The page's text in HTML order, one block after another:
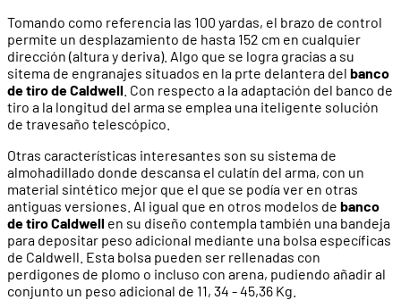
Tomando como referencia las 100 yardas, el brazo de control
permite un desplazamiento de hasta 152 cm en cualquier
dirección (altura y deriva). Algo que se logra gracias a su
sitema de engranajes situados en la prte delantera del banco
de tiro de Caldwell . Con respecto a la adaptación del banco de
tiro a la longitud del arma se emplea una iteligente solución
de travesaño telescópico.
Otras características interesantes son su sistema de
almohadillado donde descansa el culatín del arma, con un
material sintético mejor que el que se podía ver en otras
antiguas versiones. Al igual que en otros modelos de banco
de tiro Caldwell en su diseño contempla también una bandeja
para depositar peso adicional mediante una bolsa específicas
de Caldwell. Esta bolsa pueden ser rellenadas con
perdigones de plomo o incluso con arena, pudiendo añadir al
conjunto un peso adicional de 11, 34 - 45,36 Kg.